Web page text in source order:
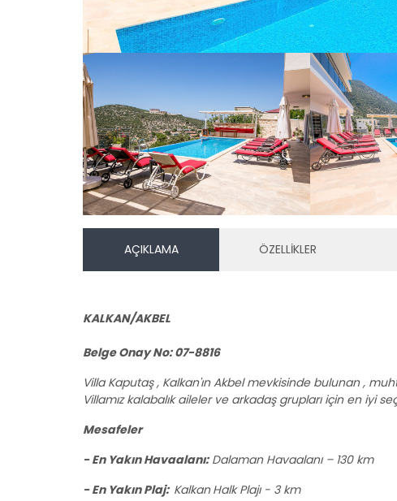
AÇIKLAMA ÖZELLİKLER
KALKAN/AKBEL
Belge Onay No: 07-8816
Villa Kaputaş , Kalkan'ın Akbel mevkisinde bulunan ,
Villamız kalabalık aileler ve arkadaş grupları için en iyi
Mesafeler
- En Yakın Havaalanı:Dalaman Havaalanı – 130 km
- En Yakın Plaj: Kalkan Halk Plajı - 3 km